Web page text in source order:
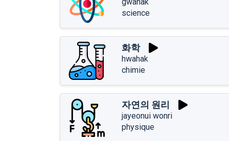
science
화학
hwahak
chimie
자연의 원리
jayeonui wonri
physique